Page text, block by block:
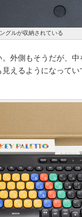
グルが収納されている
外側もそうだが、中
えるようになって